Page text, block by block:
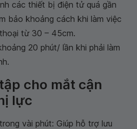
các thiết bị điện tử quá gần
bảo khoảng cách khi làm việc
từ 30 – 45cm.
20 phút/ lần khi phải làm
cho mắt cận
lực
vài phút: Giúp hỗ trợ lưu